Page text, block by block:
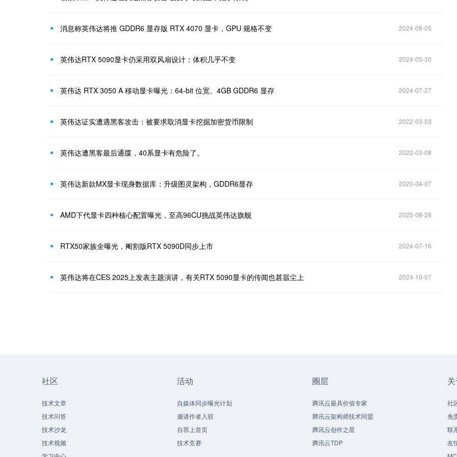
消息称英伟达将推 GDDR6 显存版 RTX 4070 显卡，GPU 规格不变 2024-08-05
英伟达RTX 5090显卡仍采用双风扇设计：体积几乎不变 2024-05-30
英伟达 RTX 3050 A 移动显卡曝光：64-bit 位宽、4GB GDDR6 显存 2024-07-27
英伟达证实遭遇黑客攻击：被要求取消显卡挖掘加密货币限制 2022-03-03
英伟达遭黑客最后通牒，40系显卡有危险了。 2022-03-08
英伟达新款MX显卡现身数据库：升级图灵架构，GDDR6显存 2020-04-07
AMD下代显卡四种核心配置曝光，至高96CU挑战英伟达旗舰 2025-08-28
RTX50家族全曝光，阉割版RTX 5090D同步上市 2024-07-16
英伟达将在CES 2025上发表主题演讲，有关RTX 5090显卡的传闻也甚嚣尘上 2024-10-07
社区
技术文章
技术问答
技术沙龙
技术视频
活动
自媒体同步曝光计划
邀请作者入驻
自荐上首页
技术竞赛
圈层
腾讯云最具价值专家
腾讯云架构师技术同盟
腾讯云创作之星
腾讯云TDP
社
免
联
友